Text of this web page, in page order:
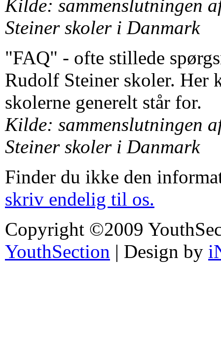
Kilde: sammenslutningen
Steiner skoler i Danmark
"FAQ" - ofte stillede
Rudolf Steiner skoler. Her
skolerne generelt står for.
Kilde: sammenslutningen
Steiner skoler i Danmark
Finder du ikke den
skriv endelig til os.
Copyright ©2009
YouthSection | Design by